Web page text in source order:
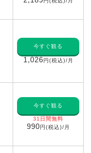
今すぐ観る
1,026円(税込)/月
今すぐ観る
31日間無料
990円(税込)/月